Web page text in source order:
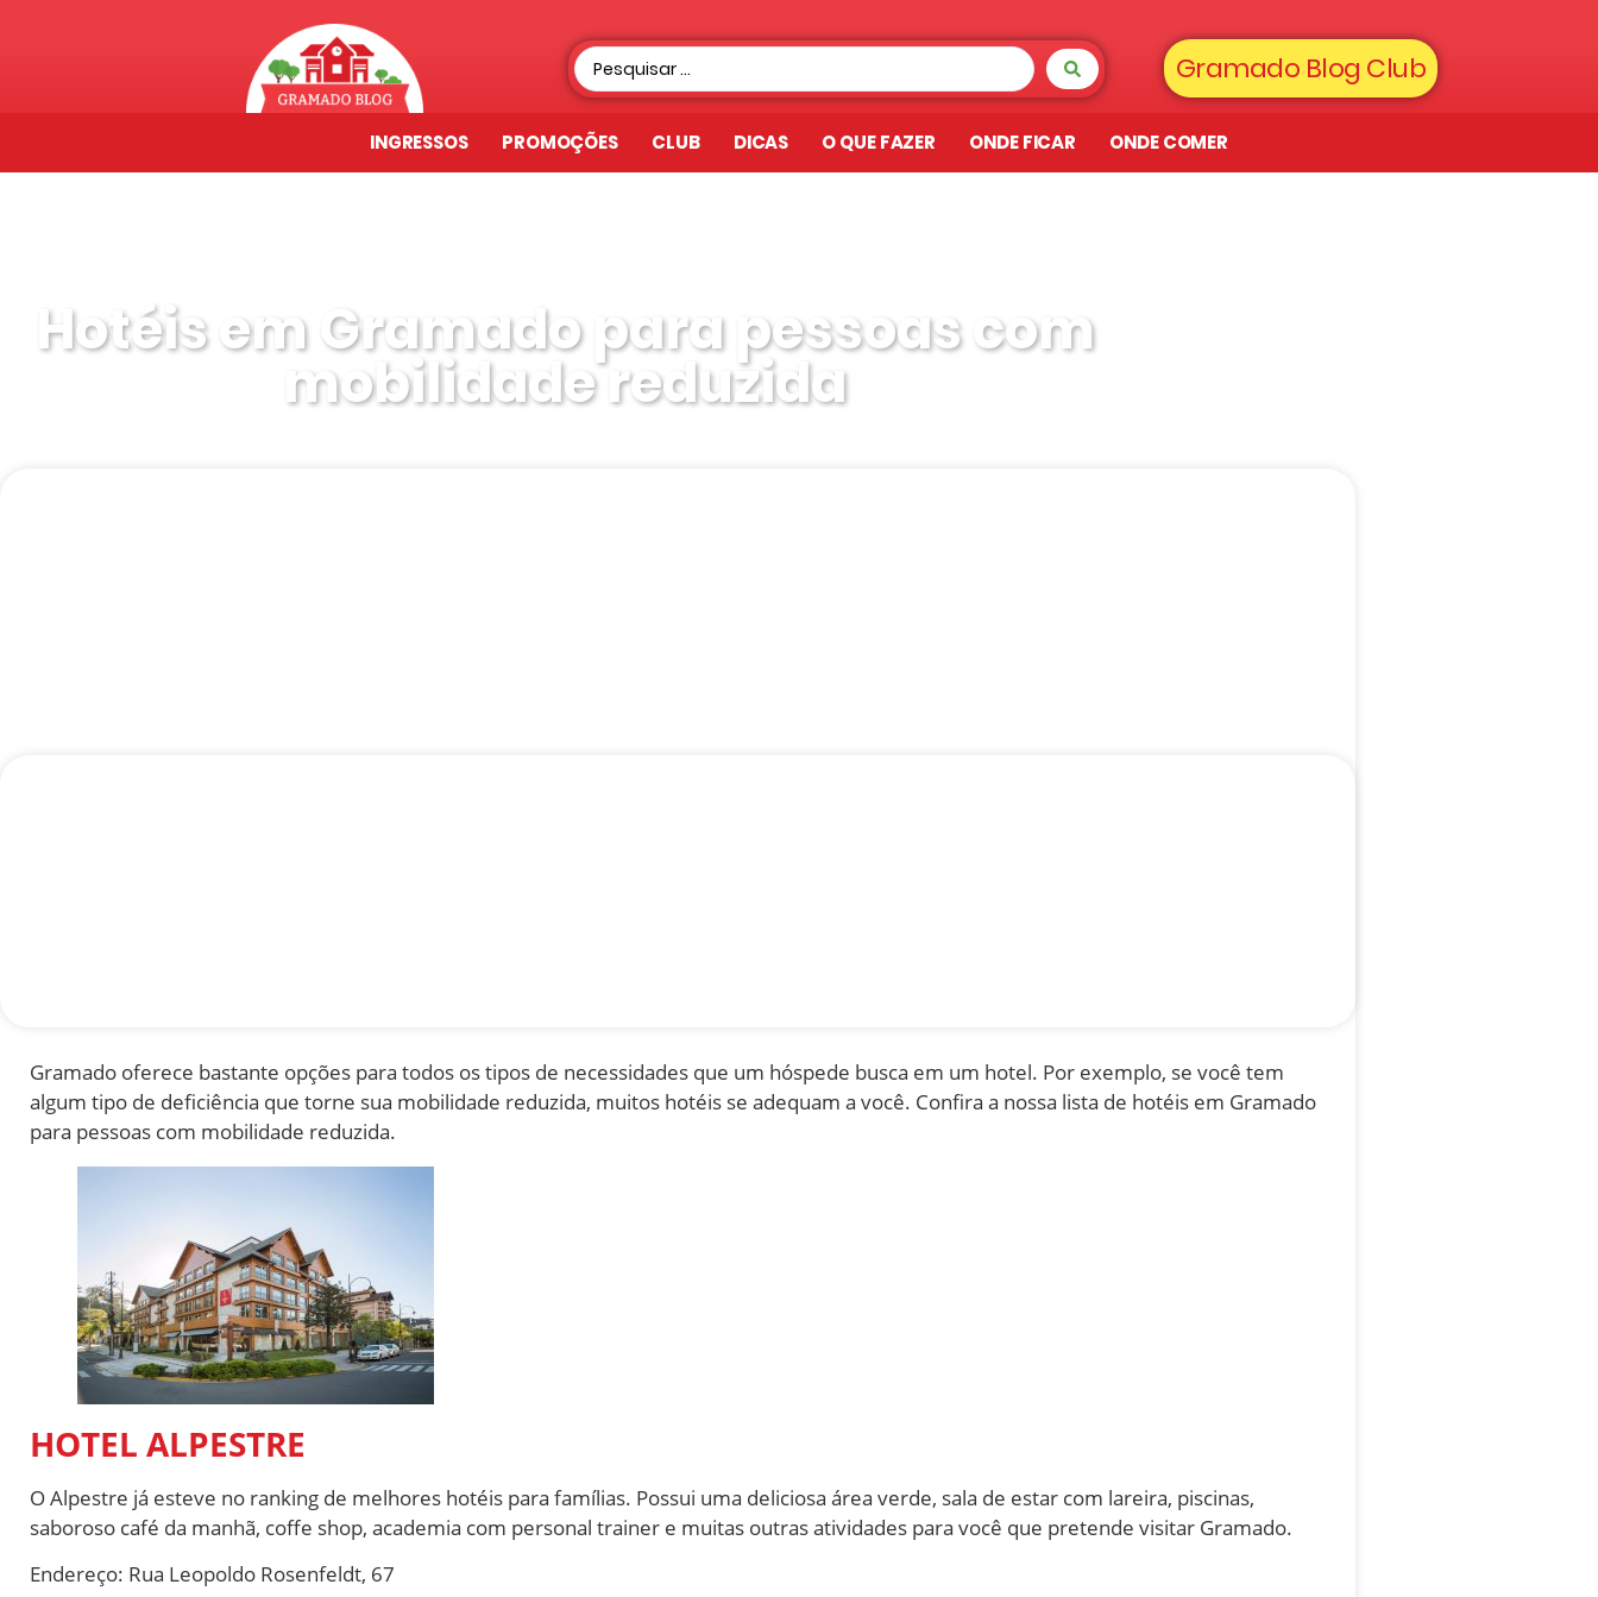
Gramado Blog Club
INGRESSOS PROMOÇÕES CLUB DICAS O QUE FAZER ONDE FICAR ONDE COMER
Hotéis em Gramado para pessoas com
mobilidade reduzida
Gramado oferece bastante opções para todos os tipos de necessidades que um hóspede busca em um hotel. Por exemplo, se você tem
algum tipo de deficiência que torne sua mobilidade reduzida, muitos hotéis se adequam a você. Confira a nossa lista de hotéis em Gramado
para pessoas com mobilidade reduzida.
HOTEL ALPESTRE
O Alpestre já esteve no ranking de melhores hotéis para famílias. Possui uma deliciosa área verde, sala de estar com lareira, piscinas,
saboroso café da manhã, coffe shop, academia com personal trainer e muitas outras atividades para você que pretende visitar Gramado.
Endereço: Rua Leopoldo Rosenfeldt, 67